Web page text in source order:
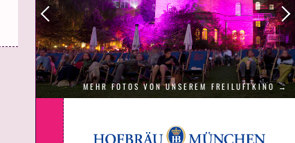
MEHR FOTOS VON UNSEREM FREILUFTKINO →